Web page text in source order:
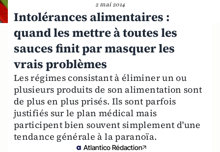
2 mai 2014
Intolérances alimentaires :
quand les mettre à toutes les
sauces finit par masquer les
vrais problèmes
Les régimes consistant à éliminer un ou
plusieurs produits de son alimentation sont
de plus en plus prisés. Ils sont parfois
justifiés sur le plan médical mais
participent bien souvent simplement d'une
tendance générale à la paranoïa.
Atlantico Rédaction